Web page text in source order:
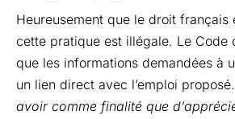
Heureusement que le droit français
cette pratique est illégale. Le Code
que les informations demandées à
un lien direct avec l’emploi proposé.
avoir comme finalité que